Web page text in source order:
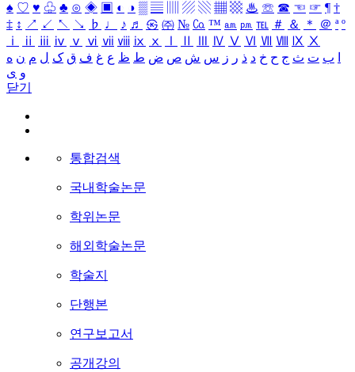
♠ ♡ ♥ ♧ ♣ ⊙ ◈ ▣ ◐ ◑ ▒ ▤ ▨ ▧ ▦ ▩ ♨ ☏ ☎ ☜ ☞ ¶ †
‡ ↕ ↗ ↙ ↖ ↘ ♭ ♩ ♪ ♬ ㉿ ㈜ № ㏇ ™ ㏂ ㏘ ℡ ＃ ＆ ＊ ＠ ª º
ⅰ
ⅱ ⅲ ⅳ ⅴ ⅵ ⅶ ⅷ ⅸ ⅹ Ⅳ Ⅴ Ⅵ Ⅶ Ⅷ Ⅸ Ⅹ
ب ت ث ج ح خ د ذ ر ز س ش ص ض ط ظ ع غ ف ق ک ل م ن ه
و ی
닫기
통합검색
국내학술논문
학위논문
해외학술논문
학술지
단행본
연구보고서
공개강의